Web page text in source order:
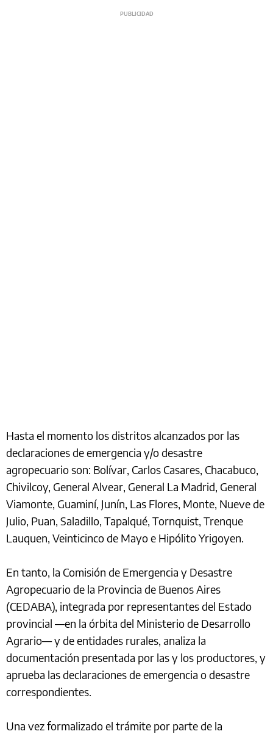
Hasta el momento los distritos alcanzados por las
declaraciones de emergencia y/o desastre
agropecuario son: Bolívar, Carlos Casares, Chacabuco,
Chivilcoy, General Alvear, General La Madrid, General
Viamonte, Guaminí, Junín, Las Flores, Monte, Nueve de
Julio, Puan, Saladillo, Tapalqué, Tornquist, Trenque
Lauquen, Veinticinco de Mayo e Hipólito Yrigoyen.
En tanto, la Comisión de Emergencia y Desastre
Agropecuario de la Provincia de Buenos Aires
(CEDABA), integrada por representantes del Estado
provincial —en la órbita del Ministerio de Desarrollo
Agrario— y de entidades rurales, analiza la
documentación presentada por las y los productores, y
aprueba las declaraciones de emergencia o desastre
correspondientes.
Una vez formalizado el trámite por parte de la